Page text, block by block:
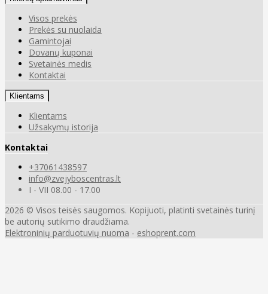
Visos prekės
Prekės su nuolaida
Gamintojai
Dovanų kuponai
Svetainės medis
Kontaktai
Klientams
Klientams
Užsakymų istorija
Kontaktai
+37061438597
info@zvejyboscentras.lt
I - VII 08.00 - 17.00
2026 © Visos teisės saugomos. Kopijuoti, platinti svetainės turinį
be autorių sutikimo draudžiama.
Elektroninių parduotuvių nuoma - eshoprent.com